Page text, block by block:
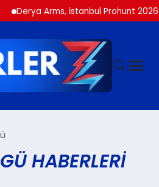
Derya Arms, İstanbul Prohunt
HABERLERI